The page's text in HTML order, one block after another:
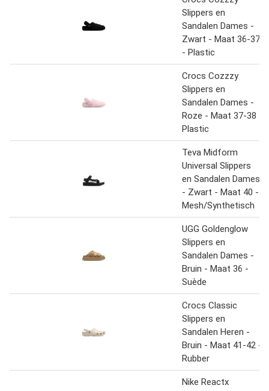
Slippers en
Sandalen Dames -
Zwart - Maat 36-37
- Plastic
Crocs Cozzzy
Slippers en
Sandalen Dames -
Roze - Maat 37-38 -
Plastic
Teva Midform
Universal Slippers
en Sandalen Dames
- Zwart - Maat 40 -
Mesh/Synthetisch
UGG Goldenglow
Slippers en
Sandalen Dames -
Bruin - Maat 36 -
Suède
Crocs Classic
Slippers en
Sandalen Heren -
Bruin - Maat 41-42 -
Rubber
Nike Reactx